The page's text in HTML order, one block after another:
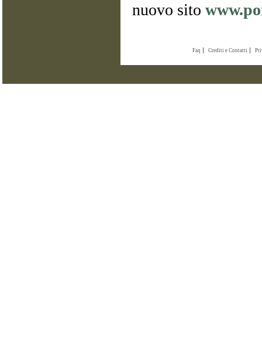
nuovo sito
Faq Crediti e Contatti